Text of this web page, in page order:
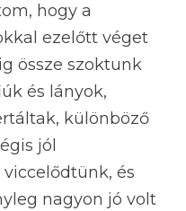
hogy a
ezelőtt véget
össze szoktunk
és lányok,
különböző
jól
viccelődtünk, és
nagyon jó volt